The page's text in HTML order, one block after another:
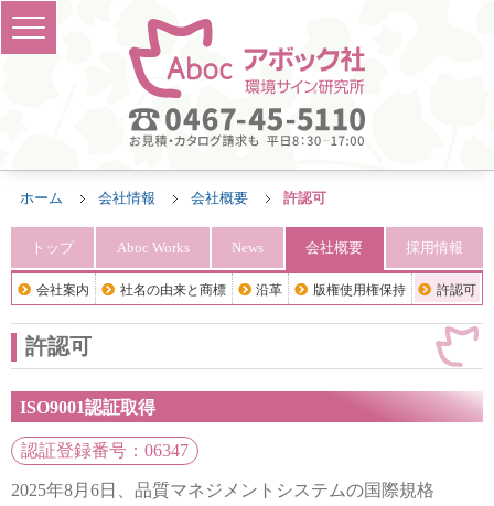
ホーム 会社情報 会社概要 許認可
トップ Aboc Works News 会社概要 採用情報
会社案内 社名の由来と商標 沿革 版権使用権保持 許認可
許認可
ISO9001認証取得
認証登録番号：06347
2025年8月6日、品質マネジメントシステムの国際規格